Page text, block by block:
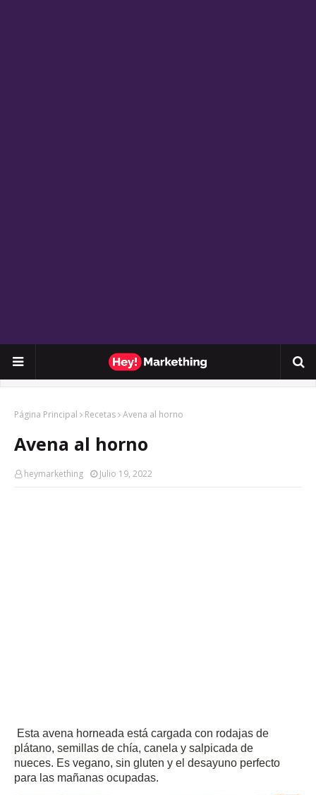
Página Principal Recetas Avena al horno
Avena al horno
heymarkething Julio 19, 2022
Esta avena horneada está cargada con rodajas de
plátano, semillas de chía, canela y salpicada de
nueces. Es vegano, sin gluten y el desayuno perfecto
para las mañanas ocupadas.